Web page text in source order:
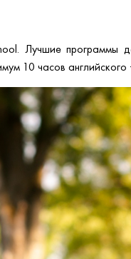
Лучшие
10 часов